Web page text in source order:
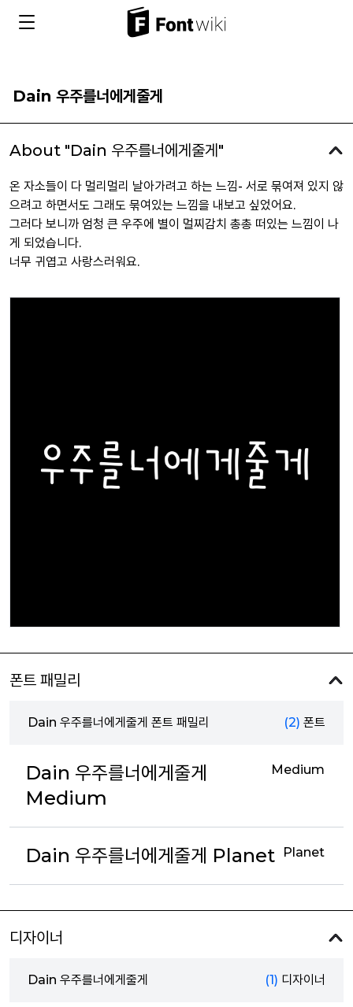
Dain 우주를너에게줄게
About "Dain 우주를너에게줄게"
온 자소들이 다 멀리멀리 날아가려고 하는 느낌- 서로 묶여져 있지 않
으려고 하면서도 그래도 묶여있는 느낌을 내보고 싶었어요.
그러다 보니까 엄청 큰 우주에 별이 멀찌감치 총총 떠있는 느낌이 나
게 되었습니다.
너무 귀엽고 사랑스러워요.
폰트 패밀리
Dain 우주를너에게줄게 폰트 패밀리 (2) 폰트
Dain 우주를너에게줄게
Medium
Medium
Dain 우주를너에게줄게 Planet Planet
디자이너
Dain 우주를너에게줄게 (1) 디자이너